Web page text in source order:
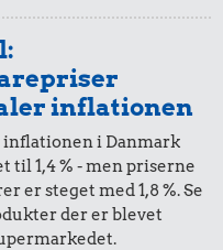
kr.
i 2014
= 1,-
i 2014
inflationen
inflationen i Danmark
til 1,4 % - men priserne
er steget med 1,8 %. Se
der er blevet